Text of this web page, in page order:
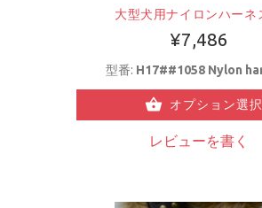
大型犬用ナイロンハー
¥7,486
型番: H17##1058 Nylon
オプション選択
レビューを書く